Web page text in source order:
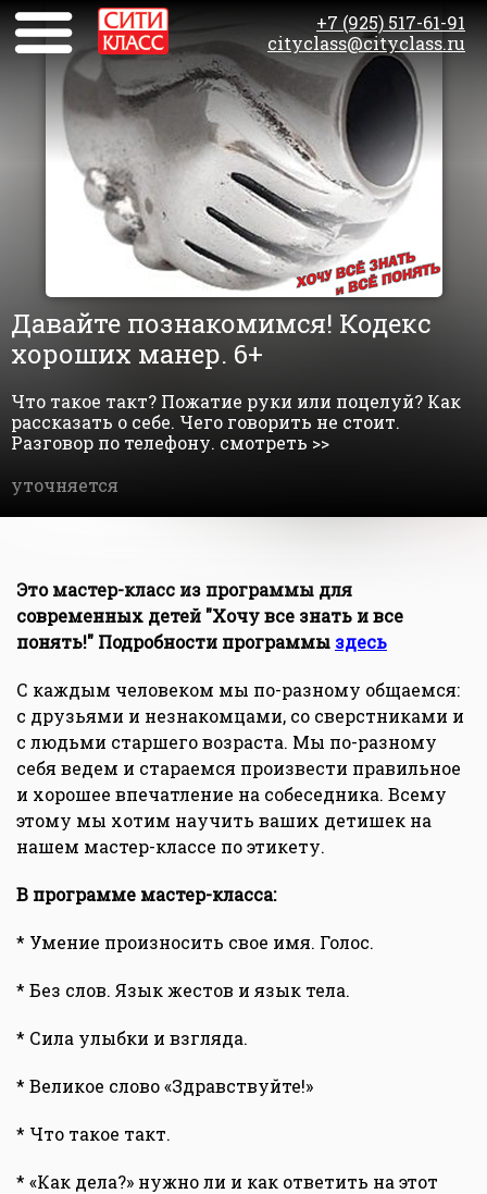
+7 (925) 517-61-91
cityclass@cityclass.ru
Давайте познакомимся! Кодекс
хороших манер. 6+
Что такое такт? Пожатие руки или поцелуй? Как
рассказать о себе. Чего говорить не стоит.
Разговор по телефону. смотреть >>
уточняется
Это мастер-класс из программы для
современных детей "Хочу все знать и все
понять!" Подробности программы здесь
С каждым человеком мы по-разному общаемся:
с друзьями и незнакомцами, со сверстниками и
с людьми старшего возраста. Мы по-разному
себя ведем и стараемся произвести правильное
и хорошее впечатление на собеседника. Всему
этому мы хотим научить ваших детишек на
нашем мастер-классе по этикету.
В программе мастер-класса:
* Умение произносить свое имя. Голос.
* Без слов. Язык жестов и язык тела.
* Сила улыбки и взгляда.
* Великое слово «Здравствуйте!»
* Что такое такт.
* «Как дела?» нужно ли и как ответить на этот